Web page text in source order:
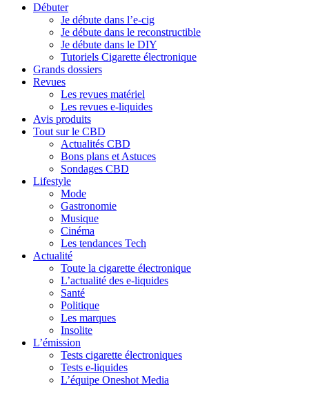
Débuter
Je débute dans l’e-cig
Je débute dans le reconstructible
Je débute dans le DIY
Tutoriels Cigarette électronique
Grands dossiers
Revues
Les revues matériel
Les revues e-liquides
Avis produits
Tout sur le CBD
Actualités CBD
Bons plans et Astuces
Sondages CBD
Lifestyle
Mode
Gastronomie
Musique
Cinéma
Les tendances Tech
Actualité
Toute la cigarette électronique
L’actualité des e-liquides
Santé
Politique
Les marques
Insolite
L’émission
Tests cigarette électroniques
Tests e-liquides
L’équipe Oneshot Media